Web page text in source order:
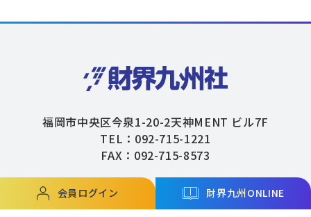
会員ログイン 財界九州ONLINE
福岡市中央区今泉1-20-2天神MENT ビル7F
TEL：092-715-1221
FAX：092-715-8573
Copyright © ZAIKAIKYUSHU Co,.Ltd. All Rights Reserved.